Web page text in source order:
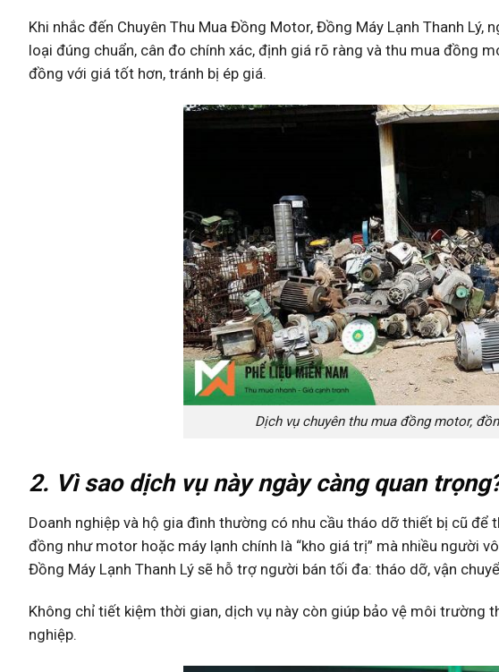
Khi nhắc đến Chuyên Thu Mua Đồng Motor, Đồng Máy Lạnh Thanh
loại đúng chuẩn, cân đo chính xác, định giá rõ ràng và thu mua đồng
đồng với giá tốt hơn, tránh bị ép giá.
Dịch vụ chuyên thu mua đồng motor,
2. Vì sao dịch vụ này ngày càng quan
Doanh nghiệp và hộ gia đình thường có nhu cầu tháo dỡ thiết bị cũ để
đồng như motor hoặc máy lạnh chính là “kho giá trị” mà nhiều người
Đồng Máy Lạnh Thanh Lý sẽ hỗ trợ người bán tối đa: tháo dỡ, vận
Không chỉ tiết kiệm thời gian, dịch vụ này còn giúp bảo vệ môi trường
nghiệp.